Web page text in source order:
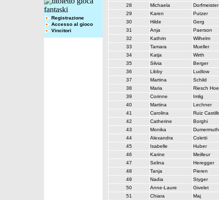
Registrazione
Accesso al gioco
Vincitori
28
Michaela
Dorfmeister
29
Karen
Putzer
30
Hilde
Gerg
31
Anja
Paerson
32
Kathrin
Wilhelm
33
Tamara
Mueller
34
Katja
Wirth
35
Silvia
Berger
36
Libby
Ludlow
37
Martina
Schild
38
Maria
Riesch
39
Corinne
Imlig
40
Martina
Lechner
41
Carolina
Ruiz
42
Catherine
Borghi
43
Monika
Dumermuth
44
Alexandra
Coletti
45
Isabelle
Huber
46
Karine
Meilleur
47
Selina
Heregger
48
Tanja
Pieren
49
Nadia
Styger
50
Anne-Laure
Givelet
51
Chiara
Maj